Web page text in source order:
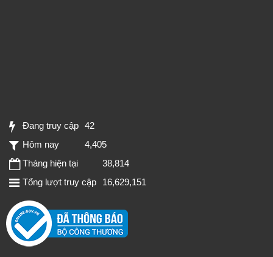
Đang truy cập 42
Hôm nay
4,405
Tháng hiện tại
38,814
Tổng lượt truy cập
16,629,151